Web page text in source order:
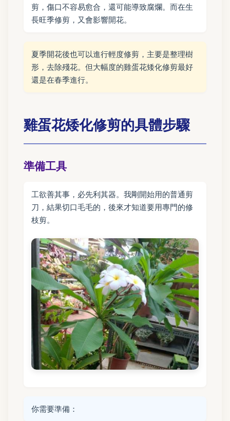
剪，傷口不容易愈合，還可能導致腐爛。而在生
長旺季修剪，又會影響開花。
夏季開花後也可以進行輕度修剪，主要是整理樹
形，去除殘花。但大幅度的雞蛋花矮化修剪最好
還是在春季進行。
雞蛋花矮化修剪的具體步驟
準備工具
工欲善其事，必先利其器。我剛開始用的普通剪
刀，結果切口毛毛的，後來才知道要用專門的修
枝剪。
你需要準備：